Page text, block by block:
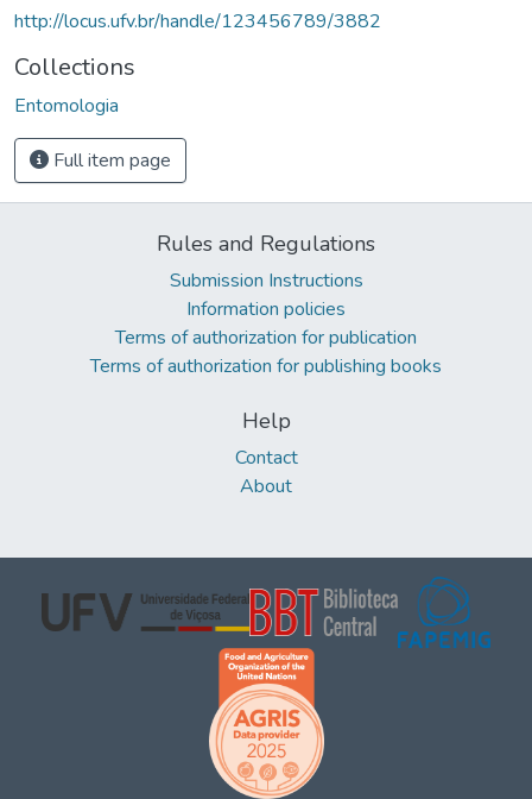
http://locus.ufv.br/handle/123456789/3882
Collections
Entomologia
Full item page
Rules and Regulations
Submission Instructions
Information policies
Terms of authorization for publication
Terms of authorization for publishing books
Help
Contact
About